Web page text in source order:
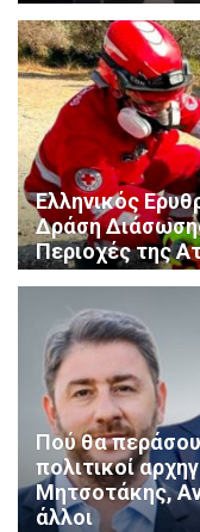
Ελληνικός
Δράση
Περιοχές της
Πού θα
πολιτικοί
Μητσοτάκης,
άλλοι